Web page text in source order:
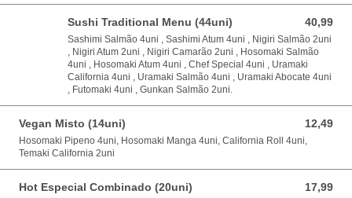
Sushi Traditional Menu (44uni) 40,99
40,99 EUR
Sashimi Salmão 4uni , Sashimi Atum 4uni , Nigiri Salmão 2uni
, Nigiri Atum 2uni , Nigiri Camarão 2uni , Hosomaki Salmão
4uni , Hosomaki Atum 4uni , Chef Special 4uni , Uramaki
California 4uni , Uramaki Salmão 4uni , Uramaki Abocate 4uni
, Futomaki 4uni , Gunkan Salmão 2uni.
Vegan Misto (14uni) 12,49
12,49 EUR
Hosomaki Pipeno 4uni, Hosomaki Manga 4uni, California Roll 4uni,
Temaki California 2uni
Hot Especial Combinado (20uni) 17,99
17,99 EUR